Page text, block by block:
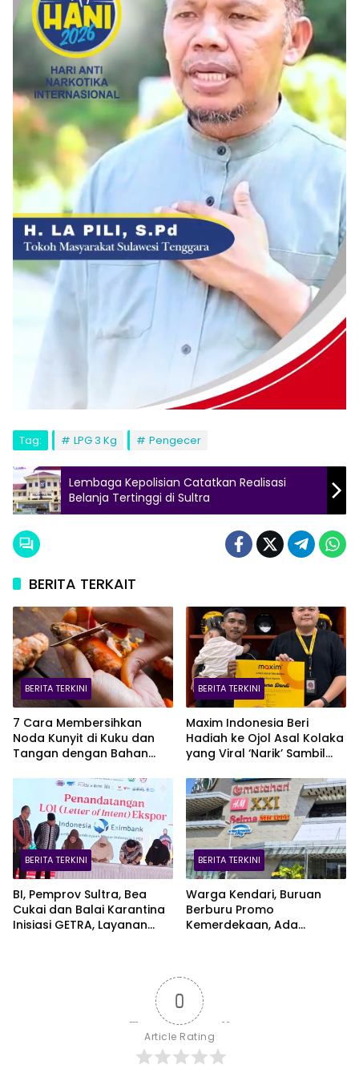
Tag: LPG 3 Kg Pengecer
Lembaga Kepolisian Catatkan Realisasi
Belanja Tertinggi di Sultra
BERITA TERKAIT
BERITA TERKINI
7 Cara Membersihkan
Noda Kunyit di Kuku dan
Tangan dengan Bahan
BERITA TERKINI
Maxim Indonesia Beri
Hadiah ke Ojol Asal Kolaka
yang Viral ‘Narik’ Sambil
BERITA TERKINI
BI, Pemprov Sultra, Bea
Cukai dan Balai Karantina
Inisiasi GETRA, Layanan
BERITA TERKINI
Warga Kendari, Buruan
Berburu Promo
Kemerdekaan, Ada
0
Article Rating